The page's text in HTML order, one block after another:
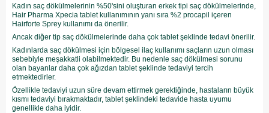
Kadın saç dökülmelerinin %50'sini oluşturan erkek tipi saç dökülmelerinde,
Hair Pharma Xpecia tablet kullanımının yanı sıra %2 procapil içeren
Hairforte Sprey kullanımı da önerilir.
Ancak diğer tip saç dökülmelerinde daha çok tablet şeklinde tedavi önerilir.
Kadınlarda saç dökülmesi için bölgesel ilaç kullanımı saçların uzun olması
sebebiyle meşakkatli olabilmektedir. Bu nedenle saç dökülmesi sorunu
olan bayanlar daha çok ağızdan tablet şeklinde tedaviyi tercih
etmektedirler.
Özellikle tedaviyi uzun süre devam ettirmek gerektiğinde, hastaların büyük
kısmı tedaviyi bırakmaktadır, tablet şeklindeki tedavide hasta uyumu
genellikle daha iyidir.